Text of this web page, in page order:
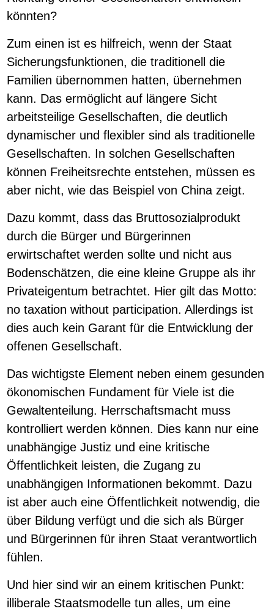
könnten?
Zum einen ist es hilfreich, wenn der Staat
Sicherungsfunktionen, die traditionell die
Familien übernommen hatten, übernehmen
kann. Das ermöglicht auf längere Sicht
arbeitsteilige Gesellschaften, die deutlich
dynamischer und flexibler sind als traditionelle
Gesellschaften. In solchen Gesellschaften
können Freiheitsrechte entstehen, müssen es
aber nicht, wie das Beispiel von China zeigt.
Dazu kommt, dass das Bruttosozialprodukt
durch die Bürger und Bürgerinnen
erwirtschaftet werden sollte und nicht aus
Bodenschätzen, die eine kleine Gruppe als ihr
Privateigentum betrachtet. Hier gilt das Motto:
no taxation without participation. Allerdings ist
dies auch kein Garant für die Entwicklung der
offenen Gesellschaft.
Das wichtigste Element neben einem gesunden
ökonomischen Fundament für Viele ist die
Gewaltenteilung. Herrschaftsmacht muss
kontrolliert werden können. Dies kann nur eine
unabhängige Justiz und eine kritische
Öffentlichkeit leisten, die Zugang zu
unabhängigen Informationen bekommt. Dazu
ist aber auch eine Öffentlichkeit notwendig, die
über Bildung verfügt und die sich als Bürger
und Bürgerinnen für ihren Staat verantwortlich
fühlen.
Und hier sind wir an einem kritischen Punkt:
illiberale Staatsmodelle tun alles, um eine